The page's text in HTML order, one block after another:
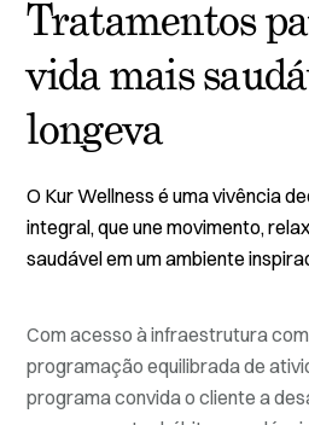
Tratamentos
vida mais
longeva
O Kur Wellness é uma vivência
integral, que une movimento,
saudável em um ambiente
Com acesso à infraestrutura
programação equilibrada de
programa convida o cliente a